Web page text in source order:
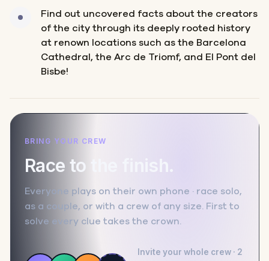
Find out uncovered facts about the creators
of the city through its deeply rooted history
at renown locations such as the Barcelona
Cathedral, the Arc de Triomf, and El Pont del
Bisbe!
BRING YOUR CREW
Race to the finish.
Everyone plays on their own phone · race solo,
as a couple, or with a crew of any size. First to
solve every clue takes the crown.
Invite your whole crew · 2